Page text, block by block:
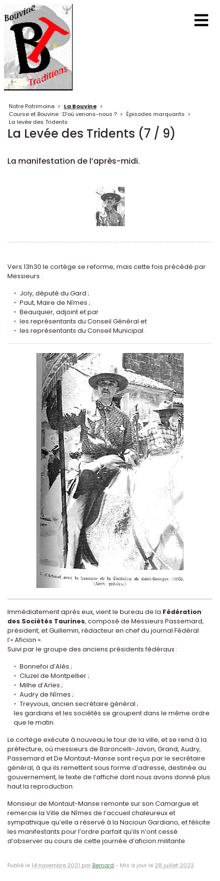
Notre Patrimoine > La Bouvine >
Course et Bouvine : D’où venons-nous ? > Épisodes marquants >
La levée des Tridents
La Levée des Tridents (7 / 9)
La manifestation de l’après-midi.
Vers 13h30 le cortège se reforme, mais cette fois précédé par
Messieurs :
Joly, député du Gard ;
Paut, Maire de Nîmes ;
Beauquier, adjoint et par
les représentants du Conseil Général et
les représentants du Conseil Municipal.
Immédiatement après eux, vient le bureau de la Fédération
des Sociétés Taurines, composé de Messieurs Passemard,
président, et Guillemin, rédacteur en chef du journal Fédéral
l’« Aficion ».
Suivi par le groupe des anciens présidents fédéraux :
Bonnefoi d’Alès ;
Cluzel de Montpellier ;
Milhe d’Arles ;
Audry de Nîmes ;
Treyvous, ancien secrétaire général ;
les gardians et les sociétés se groupent dans le même ordre
que le matin.
Le cortège exécute à nouveau le tour de la ville, et se rend à la
préfecture, où messieurs de Baroncelli-Javon, Grand, Audry,
Passemard et De Montaut-Manse sont reçus par le secrétaire
général, à qui ils remettent sous forme d’adresse, destinée au
gouvernement, le texte de l’affiche dont nous avons donné plus
haut la reproduction.
Monsieur de Montaut-Manse remonte sur son Camargue et
remercie la Ville de Nîmes de l’accueil chaleureux et
sympathique qu’elle a réservé à la Nacioun Gardiano, et félicite
les manifestants pour l’ordre parfait qu’ils n’ont cessé
d’observer au cours de cette journée d’aficion militante.
Publié le 14 novembre 2021 par Bernard - Mis à jour le 28 juillet 2023